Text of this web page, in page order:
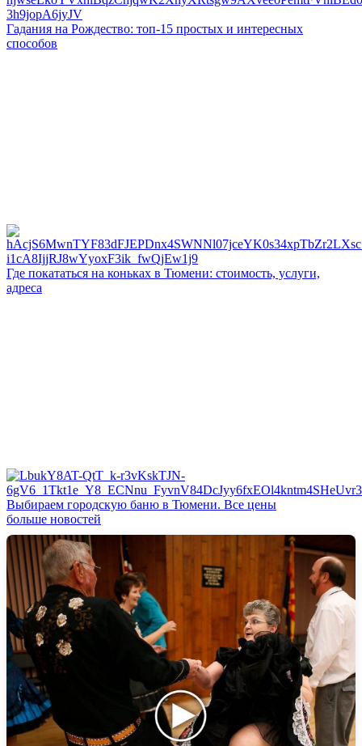
Гадания на Рождество: топ-15 простых и интересных
способов
Где покататься на коньках в Тюмени: стоимость, услуги,
адреса
Выбираем городскую баню в Тюмени. Все цены
больше новостей